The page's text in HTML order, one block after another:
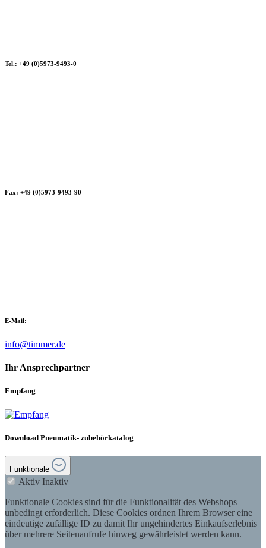
Tel.: +49 (0)5973-9493-0
Fax: +49 (0)5973-9493-90
E-Mail:
info@timmer.de
Ihr Ansprechpartner
Empfang
Download Pneumatik- zubehörkatalog
Funktionale
Aktiv Inaktiv
Funktionale Cookies sind für die Funktionalität des Webshops
unbedingt erforderlich. Diese Cookies ordnen Ihrem Browser eine
eindeutige zufällige ID zu damit Ihr ungehindertes Einkaufserlebnis
über mehrere Seitenaufrufe hinweg gewährleistet werden kann.